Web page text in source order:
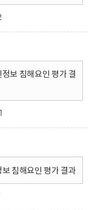
보 침해요인 평가 결
침해요인 평가 결과